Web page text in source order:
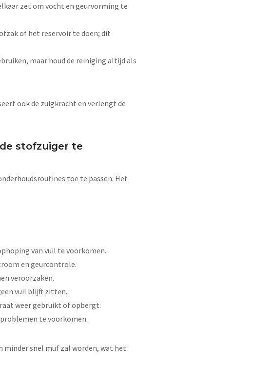
zet om vocht en geurvorming te
of het reservoir te doen; dit
maar houd de reiniging altijd als
ook de zuigkracht en verlengt de
stofzuiger te
toe te passen. Het
van vuil te voorkomen.
en geurcontrole.
veroorzaken.
vuil blijft zitten.
weer gebruikt of opbergt.
te voorkomen.
snel muf zal worden, wat het